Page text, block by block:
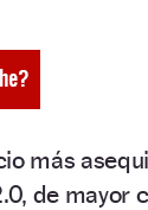
más
de mayor